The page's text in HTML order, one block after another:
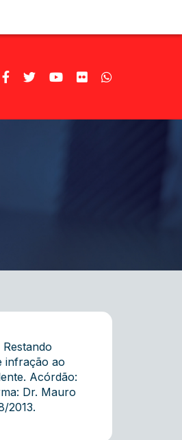
Restando
infração ao
Acórdão:
Dr. Mauro
2013.